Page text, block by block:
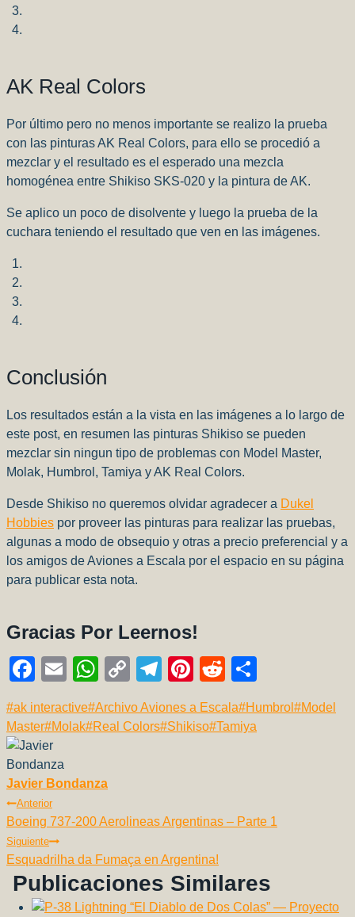
AK Real Colors
Por último pero no menos importante se realizo la prueba
con las pinturas AK Real Colors, para ello se procedió a
mezclar y el resultado es el esperado una mezcla
homogénea entre Shikiso SKS-020 y la pintura de AK.
Se aplico un poco de disolvente y luego la prueba de la
cuchara teniendo el resultado que ven en las imágenes.
Conclusión
Los resultados están a la vista en las imágenes a lo largo de
este post, en resumen las pinturas Shikiso se pueden
mezclar sin ningun tipo de problemas con Model Master,
Molak, Humbrol, Tamiya y AK Real Colors.
Desde Shikiso no queremos olvidar agradecer a Dukel
Hobbies por proveer las pinturas para realizar las pruebas,
algunas a modo de obsequio y otras a precio preferencial y a
los amigos de Aviones a Escala por el espacio en su página
para publicar esta nota.
Gracias Por Leernos!
F
c
e
b
o
o
k
E
ail
W
at
p
p
C
p
k
T
e
Pi
er
R
d
m
Etiquetas
de
la
entrada:
#ak interactive#Archivo Aviones a Escala#Humbrol #Model
Master#Molak#Real Colors#Shikiso#Tamiya
Javier Bondanza
Navegación
De
Entradas
Anterior
Boeing 737-200 Aerolineas Argentinas – Parte 1
Siguiente
Esquadrilha da Fumaça en Argentina!
Publicaciones Similares